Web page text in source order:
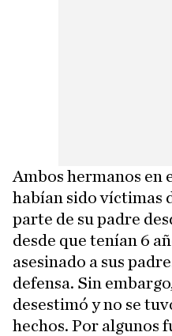
Ambos hermanos en
habían sido víctimas
parte de su padre
desde que tenían 6
asesinado a sus
defensa. Sin
desestimó y no se
hechos. Por algunos